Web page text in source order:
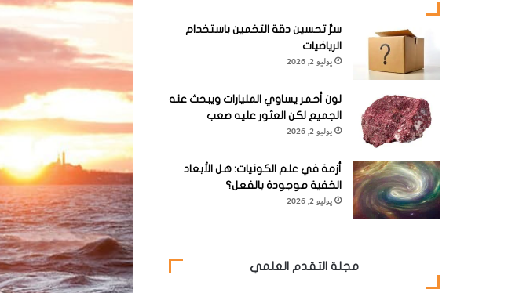
سرُّ تحسين دقة التخمين باستخدام
الرياضيات
يوليو 2, 2026
لون أحمر يساوي المليارات ويبحث عنه
الجميع لكن العثور عليه صعب
يوليو 2, 2026
أزمة في علم الكونيات: هل الأبعاد
الخفية موجودة بالفعل؟
يوليو 2, 2026
مجلة التقدم العلمي